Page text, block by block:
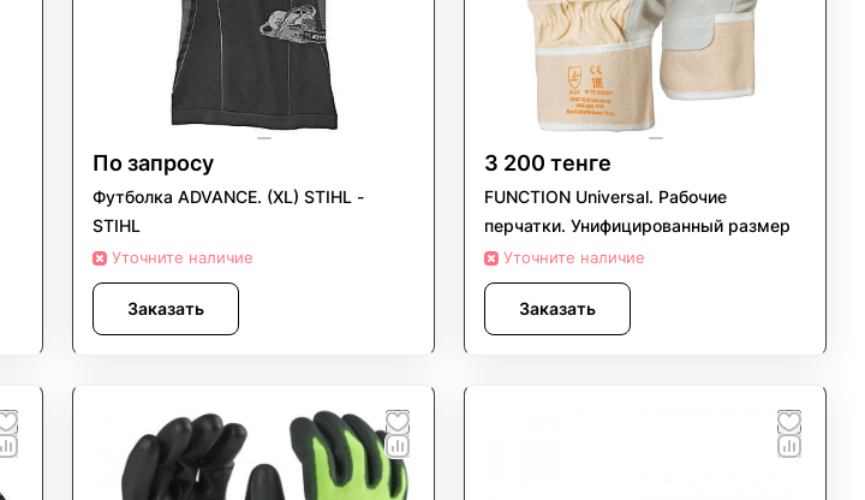
По запросу
Футболка ADVANCE. (XL) STIHL -
STIHL
Уточните наличие
Заказать
3 200 тенге
FUNCTION Universal. Рабочие
перчатки. Унифицированный размер
Уточните наличие
Заказать